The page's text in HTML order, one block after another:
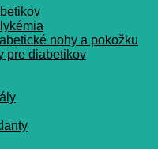
nohy a pokožku
pre diabetikov